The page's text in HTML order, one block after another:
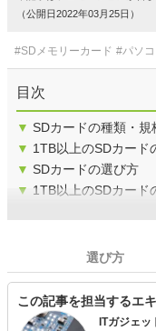
（公開日2022年03月25日）
#SDメモリーカード #パソ
目次
▼ SDカードの種類・規
▼ 1TB以上のSDカード
▼ SDカードの選び方
▼ 1TB以上のSDカード
選び方
この記事を担当するエ
ITガジェ